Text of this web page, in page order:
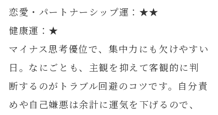
恋愛・パートナーシップ運：★★
健康運：★
マイナス思考優位で、集中力にも欠けやすい
日。なにごとも、主観を抑えて客観的に判
断するのがトラブル回避のコツです。自分責
めや自己嫌悪は余計に運気を下げるので、